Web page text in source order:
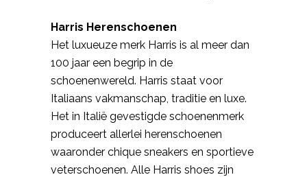
Harris Herenschoenen
Het luxueuze merk Harris is al meer dan
100 jaar een begrip in de
schoenenwereld. Harris staat voor
Italiaans vakmanschap, traditie en luxe.
Het in Italië gevestigde schoenenmerk
produceert allerlei herenschoenen
waaronder chique sneakers en sportieve
veterschoenen. Alle Harris shoes zijn